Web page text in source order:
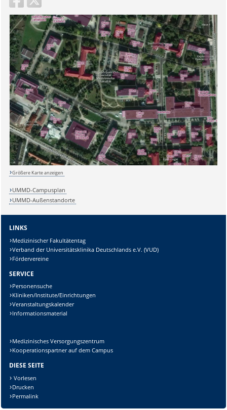
Größere Karte anzeigen
UMMD-Campusplan
UMMD-Außenstandorte
LINKS
Medizinischer Fakultätentag
Verband der Universitätsklinika Deutschlands e.V. (VUD)
Fördervereine
SERVICE
Personensuche
Kliniken/Institute/Einrichtungen
Veranstaltungskalender
Informationsmaterial
Medizinisches Versorgungszentrum
Kooperationspartner auf dem Campus
DIESE SEITE
Vorlesen
Drucken
Permalink